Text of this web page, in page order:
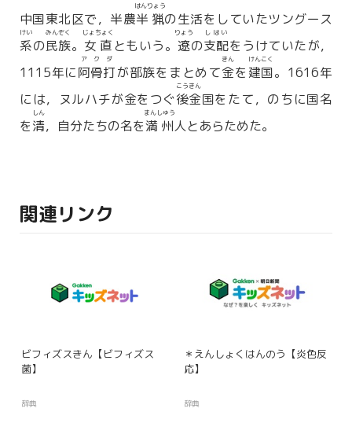
中国東北区で，半農半猟
はんりょう
の生活をしていたツングース
系
けい
の民族
みんぞく
。 女直
じょちょく
ともいう。 遼
りょう
の支配
しはい
をうけていたが，
1115年に阿骨打
アクダ
が部族をまとめて金
きん
を 建国
けんこく
。1616年
には，ヌルハチが金をつぐ後金
こうきん
国をたて，のちに国名
を清
しん
，自分たちの名を満州
まんしゅう
人とあらためた。
関連リンク
ビフィズスきん【ビフィズス
菌】
辞典
＊えんしょくはんのう【炎色反
応】
辞典